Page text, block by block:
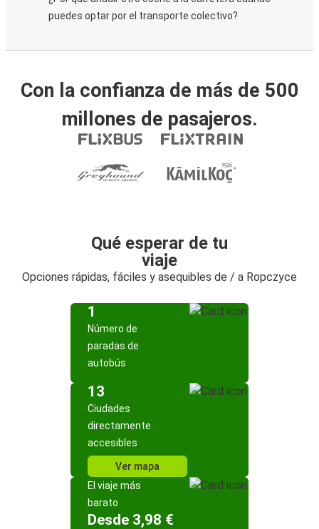
puedes optar por el transporte colectivo?
Con la confianza de más de 500
millones de pasajeros.
Qué esperar de tu
viaje
Opciones rápidas, fáciles y asequibles de / a Ropczyce
1
Número de
paradas de
autobús
13
Ciudades
directamente
accesibles
Ver mapa
El viaje más
barato
Desde 3,98 €